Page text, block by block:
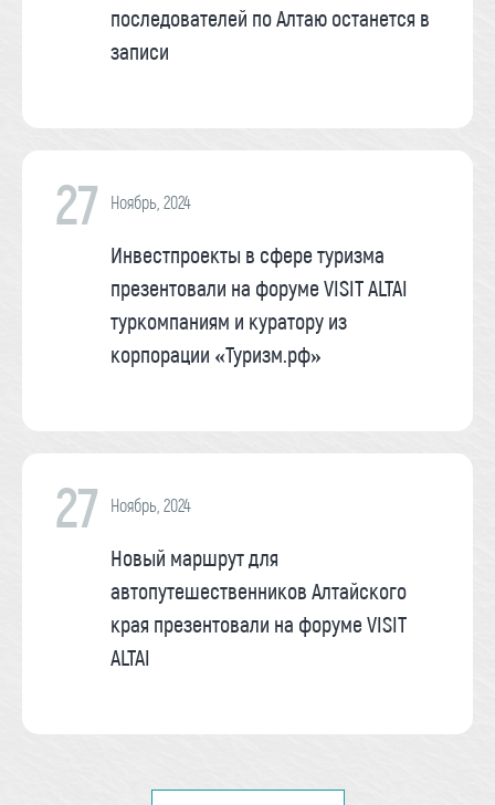
последователей по Алтаю останется в
записи
27 Ноябрь, 2024
Инвестпроекты в сфере туризма
презентовали на форуме VISIT ALTAI
туркомпаниям и куратору из
корпорации «Туризм.рф»
27 Ноябрь, 2024
Новый маршрут для
автопутешественников Алтайского
края презентовали на форуме VISIT
ALTAI